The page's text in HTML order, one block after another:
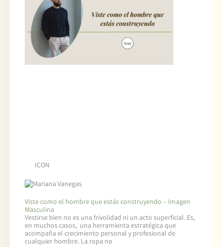
ICON
Viste como el hombre que estás construyendo – Imagen
Masculina
Vestirse bien no es una frivolidad ni un acto superficial. Es,
en muchos casos, una herramienta estratégica que
acompaña el crecimiento personal y profesional de
cualquier hombre. La ropa no